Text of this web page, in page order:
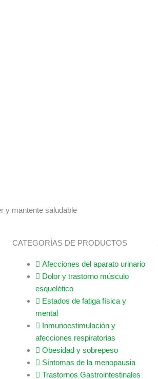
y mantente saludable
CATEGORÍAS DE PRODUCTOS
Afecciones del aparato urinario
Dolor y trastorno músculo
esquelético
Estados de fatiga física y
mental
Inmunoestimulación y
afecciones respiratorias
Obesidad y sobrepeso
Síntomas de la menopausia
Trastornos Gastrointestinales